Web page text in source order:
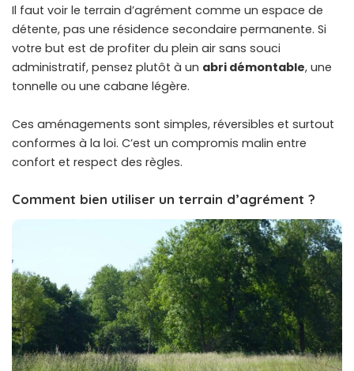
Il faut voir le terrain d’agrément comme un espace de
détente, pas une résidence secondaire permanente. Si
votre but est de profiter du plein air sans souci
administratif, pensez plutôt à un abri démontable, une
tonnelle ou une cabane légère.
Ces aménagements sont simples, réversibles et surtout
conformes à la loi. C’est un compromis malin entre
confort et respect des règles.
Comment bien utiliser un terrain d’agrément ?